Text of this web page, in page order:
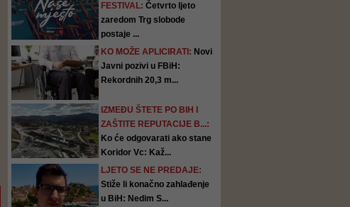
FESTIVAL: Četvrto ljeto
zaredom Trg slobode
postaje ...
KO MOŽE APLICIRATI: Novi
Javni pozivi u FBiH:
Rekordnih 20,3 m...
IZMEĐU ŠTETE PO BIH I
ZAŠTITE REPUTACIJE B...:
Ko će odgovarati ako stane
Koridor Vc: Kaž...
LJETO SE NE PREDAJE:
Stiže li konačno zahlađenje
u BiH: Nedim S...